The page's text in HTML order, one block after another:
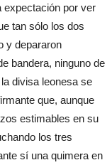
expectación por ver
tan sólo los dos
y depararon
bandera, ninguno de
divisa leonesa se
que, aunque
estimables en su
los tres
sí una quimera en